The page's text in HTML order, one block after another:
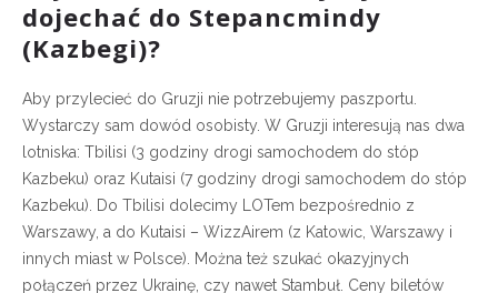
dojechać do Stepancmindy
(Kazbegi)?
Aby przylecieć do Gruzji nie potrzebujemy paszportu.
Wystarczy sam dowód osobisty. W Gruzji interesują nas dwa
lotniska: Tbilisi (3 godziny drogi samochodem do stóp
Kazbeku) oraz Kutaisi (7 godziny drogi samochodem do stóp
Kazbeku). Do Tbilisi dolecimy LOTem bezpośrednio z
Warszawy, a do Kutaisi – WizzAirem (z Katowic, Warszawy i
innych miast w Polsce). Można też szukać okazyjnych
połączeń przez Ukrainę, czy nawet Stambuł. Ceny biletów